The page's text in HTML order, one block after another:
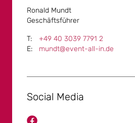
Die Technik (DJ, Beschallung
gelangen, folgen Sie einfach dem
Ronald Mundt
Geschäftsführer
+49 40 3039 7791 2
mundt@event-all-in.de
Social Media